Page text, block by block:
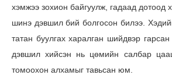
хэмжээ зохион байгуулж, гадаад дотоод
шинэ дэвшил бий болгосон билээ.
татан буулгах харалган шийдвэр
дэвшил хийсэн нь цөмийн салбар
томоохон алхамыг тавьсан юм.